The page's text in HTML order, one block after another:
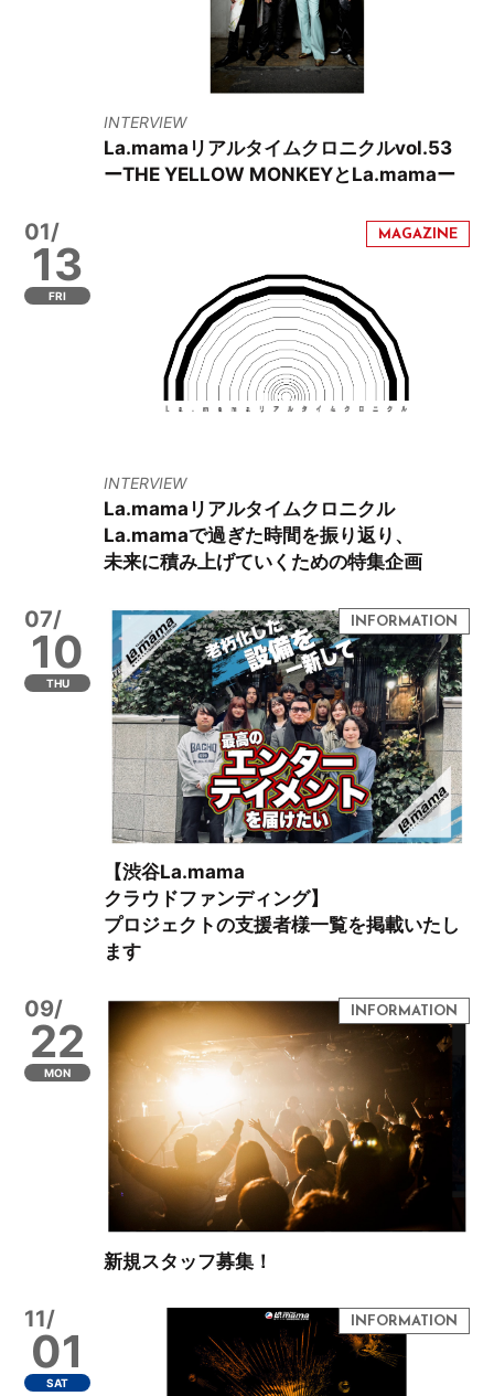
INTERVIEW
La.mamaリアルタイムクロニクルvol.53
ーTHE YELLOW MONKEYとLa.mamaー
01/
13
FRI
INTERVIEW
La.mamaリアルタイムクロニクル
La.mamaで過ぎた時間を振り返り、
未来に積み上げていくための特集企画
07/
10
THU
【渋谷La.mama
クラウドファンディング】
プロジェクトの支援者様一覧を掲載いたし
ます
09/
22
MON
新規スタッフ募集！
11/
01
SAT